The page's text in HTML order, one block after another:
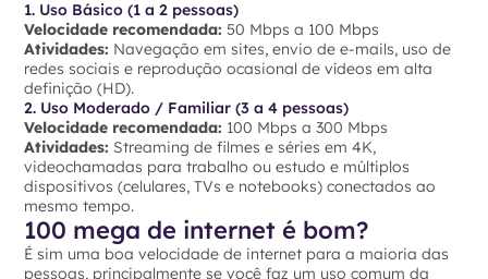
1. Uso Básico (1 a 2 pessoas)
Velocidade recomendada: 50 Mbps a 100 Mbps
Atividades: Navegação em sites, envio de e-mails, uso de
redes sociais e reprodução ocasional de vídeos em alta
definição (HD).
2. Uso Moderado / Familiar (3 a 4 pessoas)
Velocidade recomendada: 100 Mbps a 300 Mbps
Atividades: Streaming de filmes e séries em 4K,
videochamadas para trabalho ou estudo e múltiplos
dispositivos (celulares, TVs e notebooks) conectados ao
mesmo tempo.
100 mega de internet é bom?
É sim uma boa velocidade de internet para a maioria das
pessoas, principalmente se você faz um uso comum da